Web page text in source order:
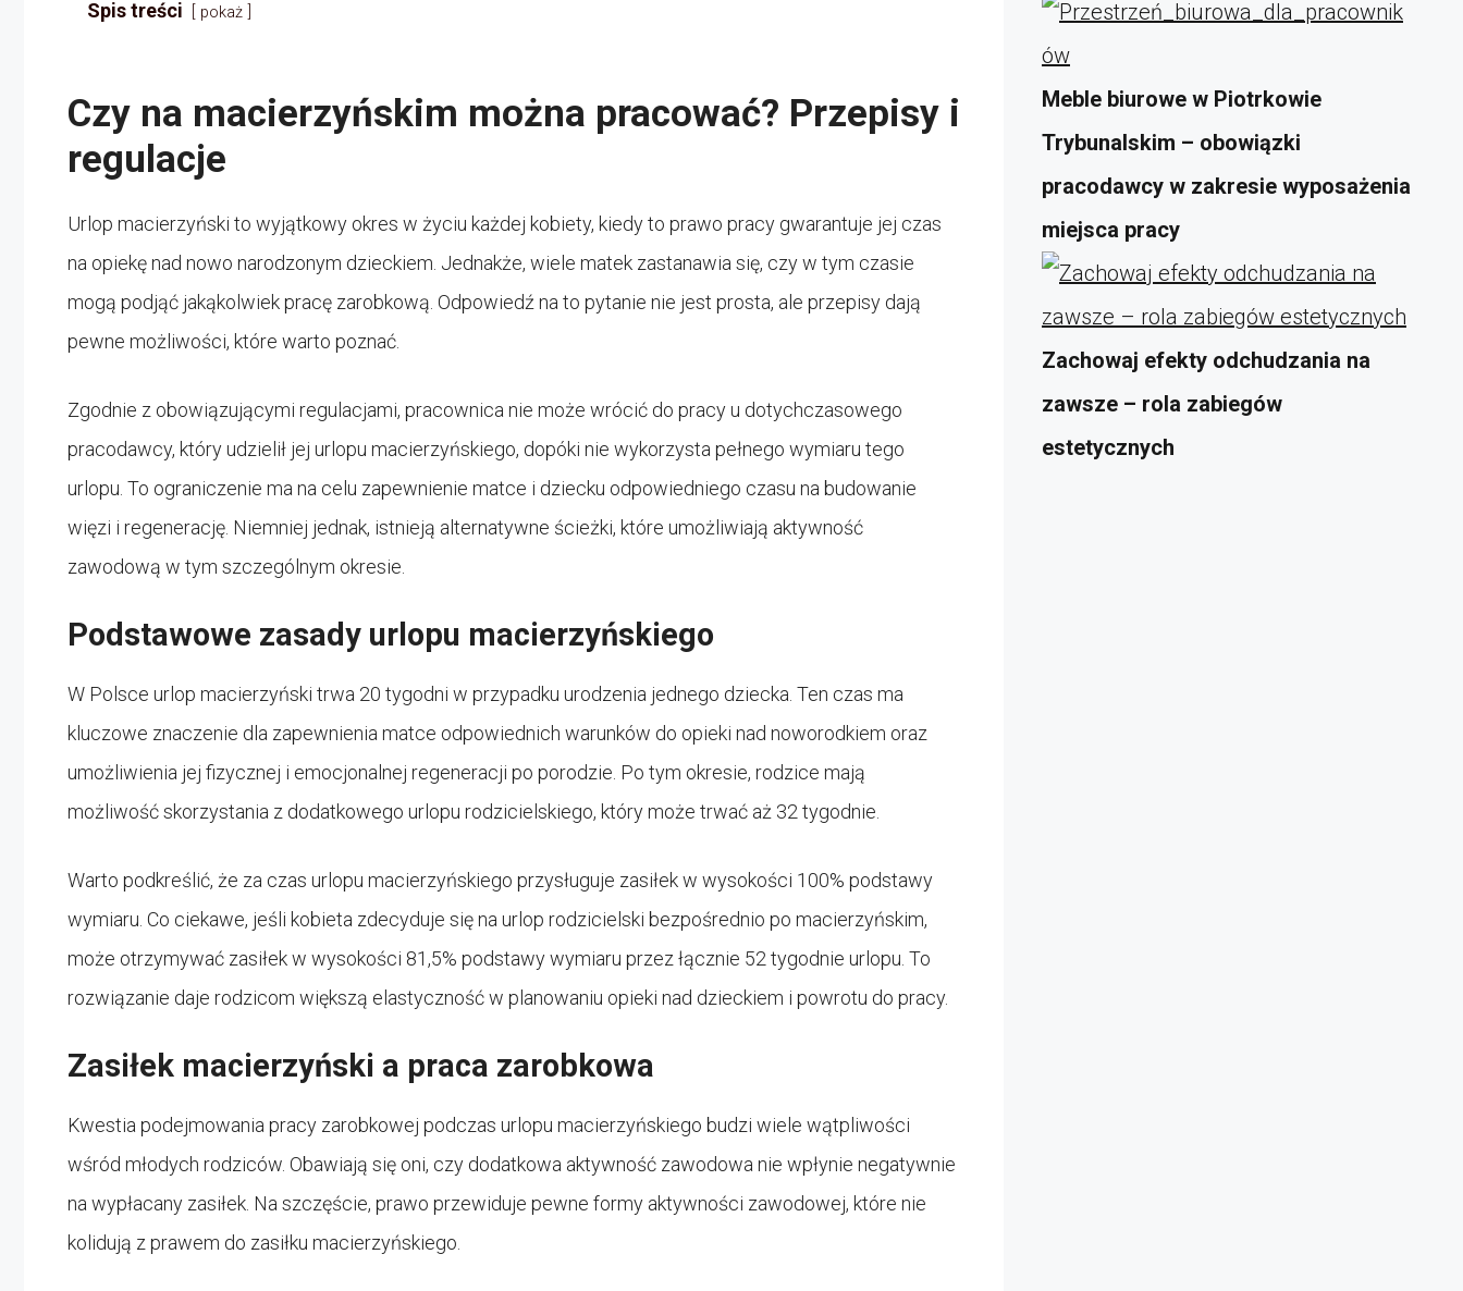
Spis treści pokaż
Czy na macierzyńskim można pracować? Przepisy i
regulacje
Urlop macierzyński to wyjątkowy okres w życiu każdej kobiety, kiedy to prawo pracy gwarantuje jej czas
na opiekę nad nowo narodzonym dzieckiem. Jednakże, wiele matek zastanawia się, czy w tym czasie
mogą podjąć jakąkolwiek pracę zarobkową. Odpowiedź na to pytanie nie jest prosta, ale przepisy dają
pewne możliwości, które warto poznać.
Zgodnie z obowiązującymi regulacjami, pracownica nie może wrócić do pracy u dotychczasowego
pracodawcy, który udzielił jej urlopu macierzyńskiego, dopóki nie wykorzysta pełnego wymiaru tego
urlopu. To ograniczenie ma na celu zapewnienie matce i dziecku odpowiedniego czasu na budowanie
więzi i regenerację. Niemniej jednak, istnieją alternatywne ścieżki, które umożliwiają aktywność
zawodową w tym szczególnym okresie.
Podstawowe zasady urlopu macierzyńskiego
W Polsce urlop macierzyński trwa 20 tygodni w przypadku urodzenia jednego dziecka. Ten czas ma
kluczowe znaczenie dla zapewnienia matce odpowiednich warunków do opieki nad noworodkiem oraz
umożliwienia jej fizycznej i emocjonalnej regeneracji po porodzie. Po tym okresie, rodzice mają
możliwość skorzystania z dodatkowego urlopu rodzicielskiego, który może trwać aż 32 tygodnie.
Warto podkreślić, że za czas urlopu macierzyńskiego przysługuje zasiłek w wysokości 100% podstawy
wymiaru. Co ciekawe, jeśli kobieta zdecyduje się na urlop rodzicielski bezpośrednio po macierzyńskim,
może otrzymywać zasiłek w wysokości 81,5% podstawy wymiaru przez łącznie 52 tygodnie urlopu. To
rozwiązanie daje rodzicom większą elastyczność w planowaniu opieki nad dzieckiem i powrotu do pracy.
Zasiłek macierzyński a praca zarobkowa
Kwestia podejmowania pracy zarobkowej podczas urlopu macierzyńskiego budzi wiele wątpliwości
wśród młodych rodziców. Obawiają się oni, czy dodatkowa aktywność zawodowa nie wpłynie negatywnie
na wypłacany zasiłek. Na szczęście, prawo przewiduje pewne formy aktywności zawodowej, które nie
kolidują z prawem do zasiłku macierzyńskiego.
Meble biurowe w Piotrkowie
Trybunalskim – obowiązki
pracodawcy w zakresie wyposażenia
miejsca pracy
Zachowaj efekty odchudzania na
zawsze – rola zabiegów
estetycznych